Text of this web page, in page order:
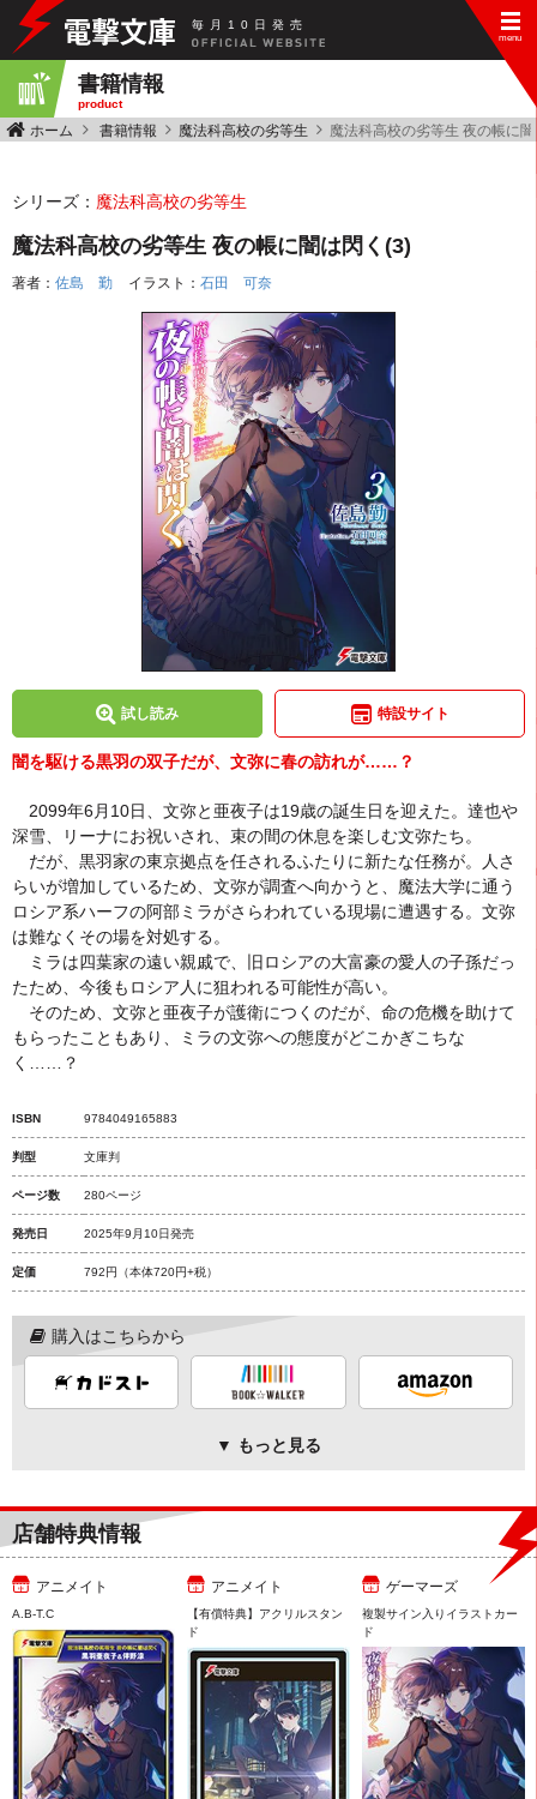
毎 月 10 日 発 売
書籍情報
product
ホーム 書籍情報 魔法科高校の劣等生 魔法科高校の劣等生 夜の帳に
シリーズ： 魔法科高校の劣等生
魔法科高校の劣等生 夜の帳に闇は閃く(3)
著者： 佐島 勤 イラスト： 石田 可奈
試し読み 特設サイト
闇を駆ける黒羽の双子だが、文弥に春の訪れが……？
2099年6月10日、文弥と亜夜子は19歳の誕生日を迎えた。達也や
深雪、リーナにお祝いされ、束の間の休息を楽しむ文弥たち。
だが、黒羽家の東京拠点を任されるふたりに新たな任務が。人さ
らいが増加しているため、文弥が調査へ向かうと、魔法大学に通う
ロシア系ハーフの阿部ミラがさらわれている現場に遭遇する。文弥
は難なくその場を対処する。
ミラは四葉家の遠い親戚で、旧ロシアの大富豪の愛人の子孫だっ
たため、今後もロシア人に狙われる可能性が高い。
そのため、文弥と亜夜子が護衛につくのだが、命の危機を助けて
もらったこともあり、ミラの文弥への態度がどこかぎこちな
く……？
ISBN 9784049165883
判型 文庫判
ページ数 280ページ
発売日 2025年9月10日発売
定価 792円 （本体720円+税）
購入はこちらから
▼ もっと見る
店舗特典情報
アニメイト
A.B-T.C
アニメイト
【有償特典】アクリルスタン
ド
ゲーマーズ
複製サイン入りイラストカー
ド